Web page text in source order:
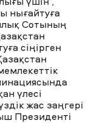
үшін”,
нығайтуға
Сотының
сіңірген
үлесі
жас заңгері
Президенті